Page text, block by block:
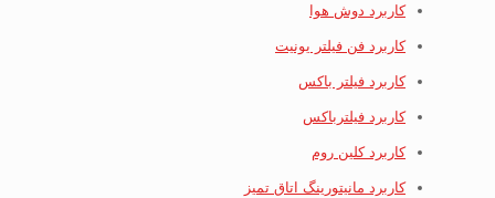
کاربرد دوش هوا
کاربرد فن فیلتر یونیت
کاربرد فیلتر باکس
کاربرد فیلترباکس
کاربرد کلین روم
کاربرد مانیتورینگ اتاق تمیز